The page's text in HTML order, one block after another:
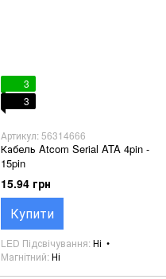
3
3
Артикул: 56314666
Кабель Atcom Serial ATA 4pin -
15pin
15.94 грн
Купити
LED Підсвічування Ні
Магнітний Ні